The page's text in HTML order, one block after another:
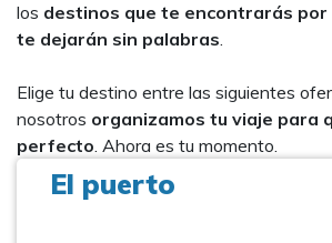
los destinos que te encontrarás por
te dejarán sin palabras.
Elige tu destino entre las siguientes
nosotros organizamos tu viaje para
perfecto. Ahora es tu momento.
El puerto